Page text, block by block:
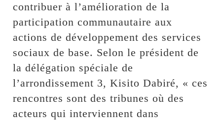
contribuer à l’amélioration de la
participation communautaire aux
actions de développement des services
sociaux de base. Selon le président de
la délégation spéciale de
l’arrondissement 3, Kisito Dabiré, « ces
rencontres sont des tribunes où des
acteurs qui interviennent dans